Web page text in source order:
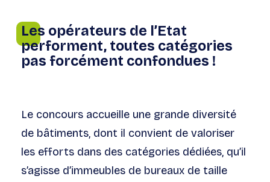
Les opérateurs de l’Etat
performent, toutes catégories
pas forcément confondues !
Le concours accueille une grande diversité
de bâtiments, dont il convient de valoriser
les efforts dans des catégories dédiées, qu’il
s’agisse d’immeubles de bureaux de taille